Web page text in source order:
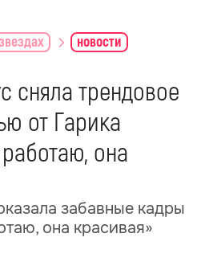
новости
сняла трендовое
от Гарика
она
забавные кадры
она красивая»